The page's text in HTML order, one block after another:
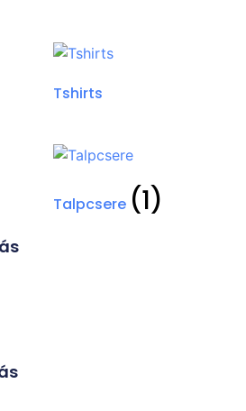
Tshirts
Talpcsere (1)